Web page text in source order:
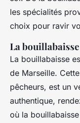
les spécialités
choix pour ravir
La bouillabaisse
La bouillabaisse
de Marseille.
pêcheurs, est un
authentique,
où la